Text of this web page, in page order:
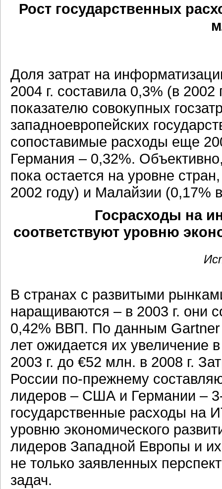
Рост государственных
Доля затрат на
2004 г. составила 0,3% (в
показателю совокупных
западноевропейских
сопоставимые расходы еще
Германия – 0,32%.
пока остается на уровне
2002 году) и Малайзии (0,17%
Госрасходы на
соответствуют уровню
В странах с развитыми
наращиваются – в 2003 г. они
0,42% ВВП. По данным Gartner
лет ожидается их увеличение
2003 г. до €52 млн. в 2008 г.
России по-прежнему
лидеров – США и Германии –
государственные расходы на
уровню экономического
лидеров Западной Европы и
не только заявленных
задач.